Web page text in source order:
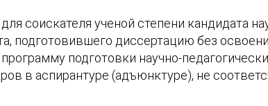
соискателя ученой степени кандидата
подготовившего диссертацию без
подготовки научно-
в аспирантуре (адъюнктуре), не